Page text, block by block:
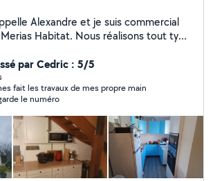
Habitat. Nous réalisons tout type
toiture, l'isolation, la ventilation et le
pas à me contacter pour tout
saurons vous apporter les
dans le cas où nous ne
un domaine en particulier.
par Cedric : 5/5
le numéro